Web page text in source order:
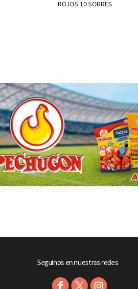
ROJOS 10 SOBRES
Seguinos en nuestras redes